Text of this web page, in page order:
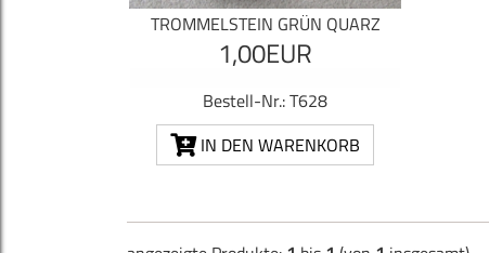
TROMMELSTEIN GRÜN QUARZ
1,00EUR
Bestell-Nr.: T628
IN DEN WARENKORB